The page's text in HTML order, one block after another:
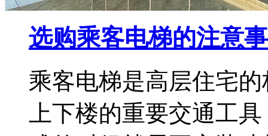
选购乘客电梯的注意
乘客电梯是高层住宅
上下楼的重要交通工